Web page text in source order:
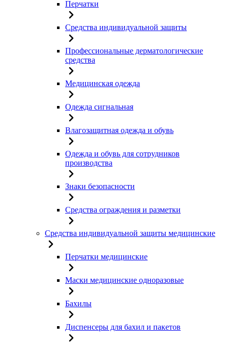
Перчатки
Средства индивидуальной защиты
Профессиональные дерматологические
средства
Медицинская одежда
Одежда сигнальная
Влагозащитная одежда и обувь
Одежда и обувь для сотрудников
производства
Знаки безопасности
Средства ограждения и разметки
Средства индивидуальной защиты медицинские
Перчатки медицинские
Маски медицинские одноразовые
Бахилы
Диспенсеры для бахил и пакетов